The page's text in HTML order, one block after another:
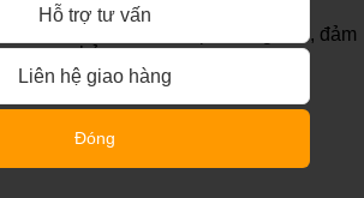
Hỗ trợ tư vấn
Liên hệ giao hàng
Đóng